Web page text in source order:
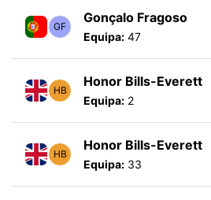
GF
Gonçalo Fragoso
Equipa: 47
HB
Honor Bills-Everett
Equipa: 2
HB
Honor Bills-Everett
Equipa: 33